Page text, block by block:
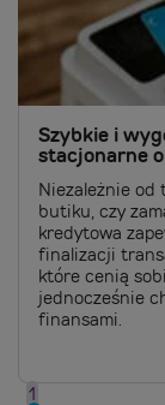
Szybkie i
stacjonarne
Niezależnie od
butiku, czy
kredytowa
finalizacji
które cenią
jednocześnie
finansami.
1